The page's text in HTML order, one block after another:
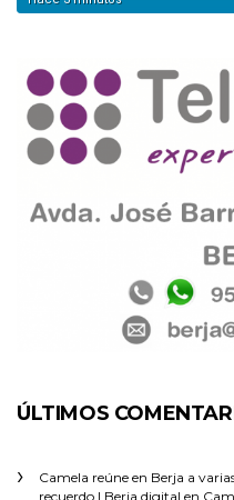
ÚLTIMOS
Camela reúne en Berja a
recuerdo | Berja digital en